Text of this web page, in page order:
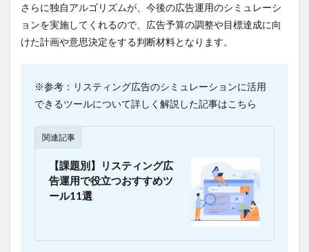
機能と
特徴
4.3.2
こんな
方にお
め！
２.ア
ドレ
ポ
さらに独自アルゴリズムが、今後の広告運用のシミュレーシ
ョンを実施してくれるので、広告予算の調整や目標達成に向
けた計画や意思決定をする判断材料となります。
※参考：リスティング広告のシミュレーションに活用
できるツールについて詳しく解説した記事はこちら
関連記事
【課題別】リスティング広
告運用で役立つおすすめツ
ール11選